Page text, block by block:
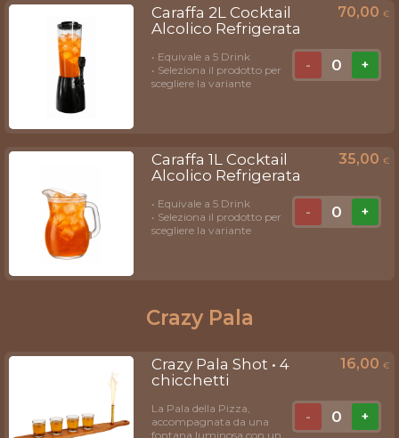
Caraffa 2L Cocktail
Alcolico Refrigerata
70,00 €
• Equivale a 5 Drink
• Seleziona il prodotto per
scegliere la variante
- 0 +
Caraffa 1L Cocktail
Alcolico Refrigerata
35,00 €
• Equivale a 5 Drink
• Seleziona il prodotto per
scegliere la variante
- 0 +
Crazy Pala
Crazy Pala Shot • 4
chicchetti
16,00 €
La Pala della Pizza,
accompagnata da una
fontana luminosa con un
- 0 +